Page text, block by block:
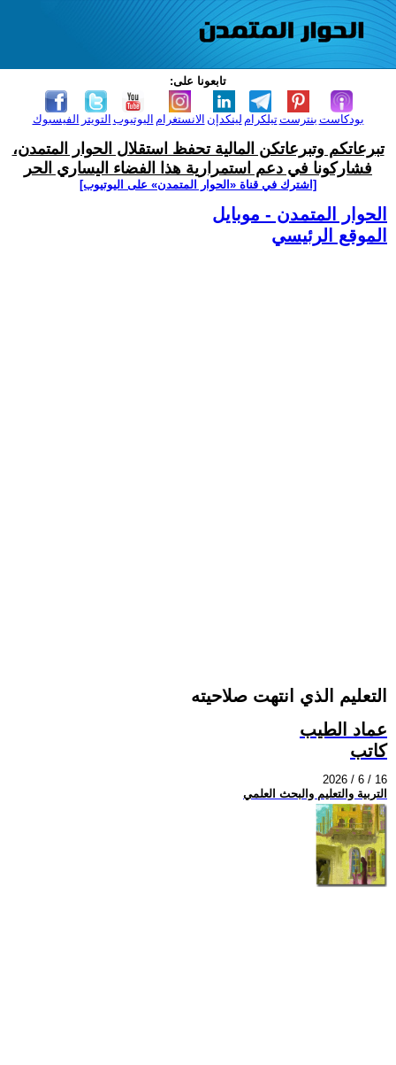
تابعونا على:
الفيسبوك التويتر اليوتيوب الانستغرام لينكدإن تيلكرامبنترست بودكاست
تبرعاتكم وتبرعاتكن المالية تحفظ استقلال الحوار المتمدن،
فشاركونا في دعم استمرارية هذا الفضاء اليساري الحر
[اشترك في قناة ‫«الحوار المتمدن» على اليوتيوب]
الحوار المتمدن - موبايل
الموقع الرئيسي
التعليم الذي انتهت صلاحيته
عماد الطيب
كاتب
2026 / 6 / 16
التربية والتعليم والبحث العلمي